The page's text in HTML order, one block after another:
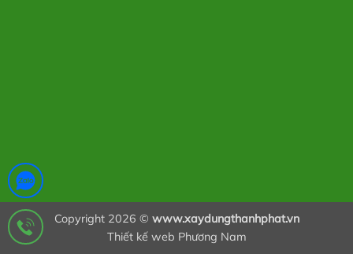
Copyright 2026 © www.xaydungthanhphat.vn
Thiết kế web Phương Nam